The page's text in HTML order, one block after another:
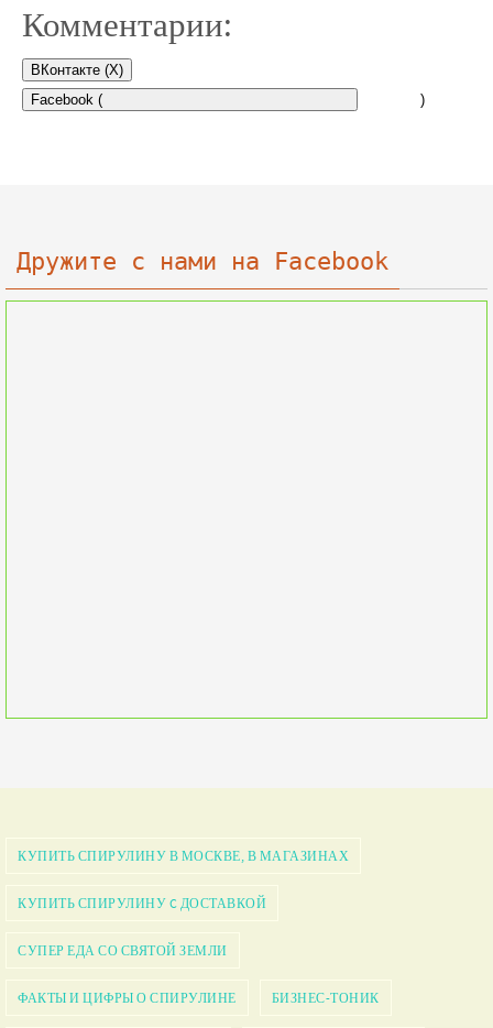
Комментарии:
ВКонтакте (X)
Facebook (
)
Дружите с нами на Facebook
КУПИТЬ СПИРУЛИНУ В МОСКВЕ, В МАГАЗИНАХ
КУПИТЬ СПИРУЛИНУ C ДОСТАВКОЙ
СУПЕР ЕДА СО СВЯТОЙ ЗЕМЛИ
ФАКТЫ И ЦИФРЫ О СПИРУЛИНЕ БИЗНЕС-ТОНИК